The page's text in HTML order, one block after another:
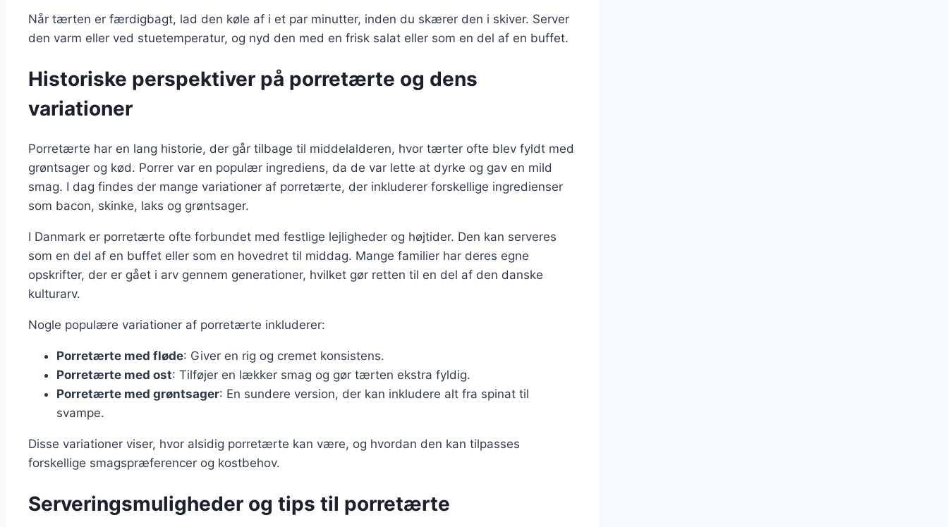
Når tærten er færdigbagt, lad den køle af i et par minutter, inden du skærer den i skiver. Server
den varm eller ved stuetemperatur, og nyd den med en frisk salat eller som en del af en buffet.
Historiske perspektiver på porretærte og dens
variationer
Porretærte har en lang historie, der går tilbage til middelalderen, hvor tærter ofte blev fyldt med
grøntsager og kød. Porrer var en populær ingrediens, da de var lette at dyrke og gav en mild
smag. I dag findes der mange variationer af porretærte, der inkluderer forskellige ingredienser
som bacon, skinke, laks og grøntsager.
I Danmark er porretærte ofte forbundet med festlige lejligheder og højtider. Den kan serveres
som en del af en buffet eller som en hovedret til middag. Mange familier har deres egne
opskrifter, der er gået i arv gennem generationer, hvilket gør retten til en del af den danske
kulturarv.
Nogle populære variationer af porretærte inkluderer:
Porretærte med fløde: Giver en rig og cremet konsistens.
Porretærte med ost: Tilføjer en lækker smag og gør tærten ekstra fyldig.
Porretærte med grøntsager: En sundere version, der kan inkludere alt fra spinat til
svampe.
Disse variationer viser, hvor alsidig porretærte kan være, og hvordan den kan tilpasses
forskellige smagspræferencer og kostbehov.
Serveringsmuligheder og tips til porretærte